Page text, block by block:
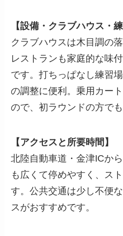
【設備・クラブハウス・練
クラブハウスは木目調の
レストランも家庭的な味
です。打ちっぱなし練習
の調整に便利。乗用カー
ので、初ラウンドの方で
【アクセスと所要時間】
北陸自動車道・金津ICか
も広くて停めやすく、ス
す。公共交通は少し不便
スがおすすめです。